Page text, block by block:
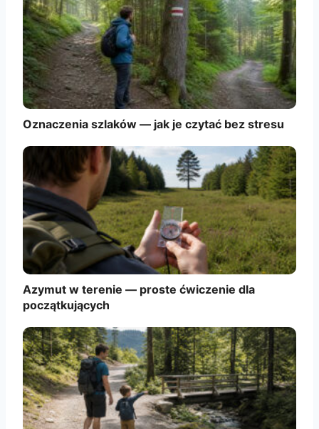
Oznaczenia szlaków — jak je czytać bez stresu
Azymut w terenie — proste ćwiczenie dla
początkujących